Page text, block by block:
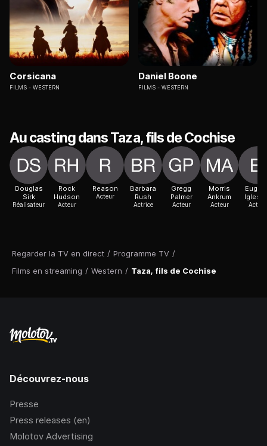
Regarder la TV en direct / Programme TV /
Films en streaming / Western / Taza, fils de Cochise
Corsicana
FILMS WESTERN
Daniel Boone
FILMS WESTERN
Au casting dans Taza, fils de Cochise
Douglas
Sirk
Réalisateur
Rock
Hudson
Acteur
Reason
Acteur
Barbara
Rush
Actrice
Gregg
Palmer
Acteur
Morris
Ankrum
Acteur Acteur
Découvrez-nous
Presse
Press releases (en)
Molotov Advertising